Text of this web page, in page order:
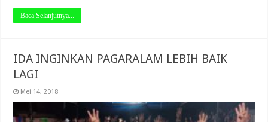
Baca Selanjutnya...
IDA INGINKAN PAGARALAM LEBIH BAIK
LAGI
Mei 14, 2018